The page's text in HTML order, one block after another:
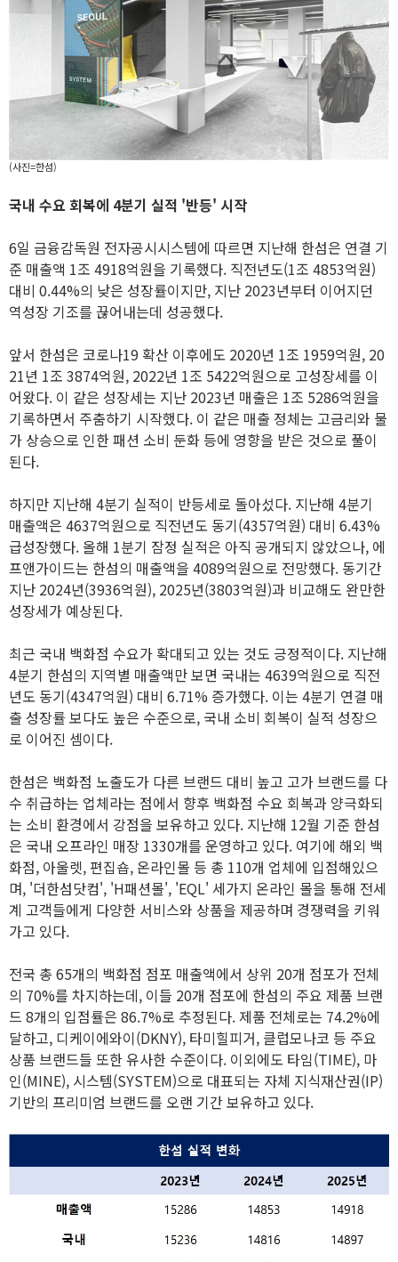
(사진=한섬)
국내 수요 회복에 4분기 실적 '반등' 시작
6일 금융감독원 전자공시시스템에 따르면 지난해 한섬은 연결 기
준 매출액 1조 4918억원을 기록했다. 직전년도(1조 4853억원)
대비 0.44%의 낮은 성장률이지만, 지난 2023년부터 이어지던
역성장 기조를 끊어내는데 성공했다.
앞서 한섬은 코로나19 확산 이후에도 2020년 1조 1959억원, 20
21년 1조 3874억원, 2022년 1조 5422억원으로 고성장세를 이
어왔다. 이 같은 성장세는 지난 2023년 매출은 1조 5286억원을
기록하면서 주춤하기 시작했다. 이 같은 매출 정체는 고금리와 물
가 상승으로 인한 패션 소비 둔화 등에 영향을 받은 것으로 풀이
된다.
하지만 지난해 4분기 실적이 반등세로 돌아섰다. 지난해 4분기
매출액은 4637억원으로 직전년도 동기(4357억원) 대비 6.43%
급성장했다. 올해 1분기 잠정 실적은 아직 공개되지 않았으나, 에
프앤가이드는 한섬의 매출액을 4089억원으로 전망했다. 동기간
지난 2024년(3936억원), 2025년(3803억원)과 비교해도 완만한
성장세가 예상된다.
최근 국내 백화점 수요가 확대되고 있는 것도 긍정적이다. 지난해
4분기 한섬의 지역별 매출액만 보면 국내는 4639억원으로 직전
년도 동기(4347억원) 대비 6.71% 증가했다. 이는 4분기 연결 매
출 성장률 보다도 높은 수준으로, 국내 소비 회복이 실적 성장으
로 이어진 셈이다.
한섬은 백화점 노출도가 다른 브랜드 대비 높고 고가 브랜드를 다
수 취급하는 업체라는 점에서 향후 백화점 수요 회복과 양극화되
는 소비 환경에서 강점을 보유하고 있다. 지난해 12월 기준 한섬
은 국내 오프라인 매장 1330개를 운영하고 있다. 여기에 해외 백
화점, 아울렛, 편집숍, 온라인몰 등 총 110개 업체에 입점해있으
며, '더한섬닷컴', 'H패션몰', 'EQL' 세가지 온라인 몰을 통해 전세
계 고객들에게 다양한 서비스와 상품을 제공하며 경쟁력을 키워
가고 있다.
전국 총 65개의 백화점 점포 매출액에서 상위 20개 점포가 전체
의 70%를 차지하는데, 이들 20개 점포에 한섬의 주요 제품 브랜
드 8개의 입점률은 86.7%로 추정된다. 제품 전체로는 74.2%에
달하고, 디케이에와이(DKNY), 타미힐피거, 클럽모나코 등 주요
상품 브랜드들 또한 유사한 수준이다. 이외에도 타임(TIME), 마
인(MINE), 시스템(SYSTEM)으로 대표되는 자체 지식재산권(IP)
기반의 프리미엄 브랜드를 오랜 기간 보유하고 있다.